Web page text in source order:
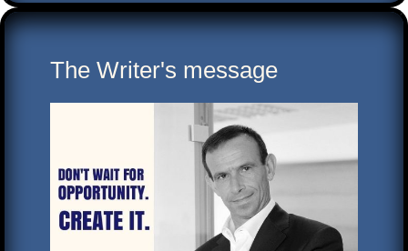
The Writer's message